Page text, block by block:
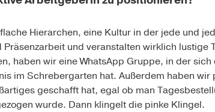
Hierarchen, eine Kultur in der jede und
und veranstalten wirklich lustige
haben wir eine WhatsApp Gruppe, in der
im Schrebergarten hat. Außerdem haben
geschafft hat, egal ob man
wurde. Dann klingelt die pinke Klingel.